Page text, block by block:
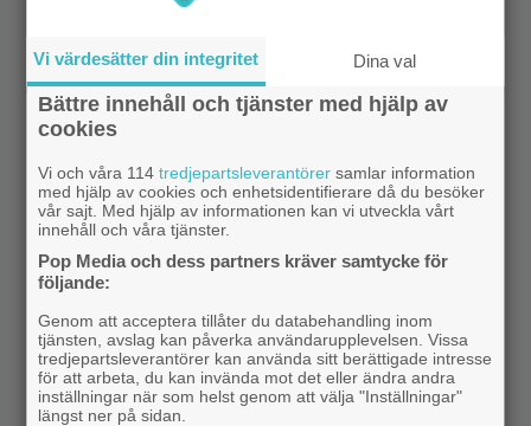
Vi värdesätter din integritet Dina val
Bättre innehåll och tjänster med hjälp av
cookies
Vi och våra 114tredjepartsleverantörer samlar information
med hjälp av cookies och enhetsidentifierare då du besöker
vår sajt. Med hjälp av informationen kan vi utveckla vårt
innehåll och våra tjänster.
Pop Media och dess partners kräver samtycke för
följande:
Genom att acceptera tillåter du databehandling inom
tjänsten, avslag kan påverka användarupplevelsen. Vissa
tredjepartsleverantörer kan använda sitt berättigade intresse
för att arbeta, du kan invända mot det eller ändra andra
inställningar när som helst genom att välja "Inställningar"
längst ner på sidan.